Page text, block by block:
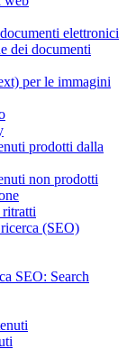
elettronici
dei documenti
per le immagini
prodotti dalla
non prodotti
ritratti
(SEO)
SEO: Search